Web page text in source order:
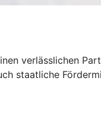
verlässlichen
staatliche